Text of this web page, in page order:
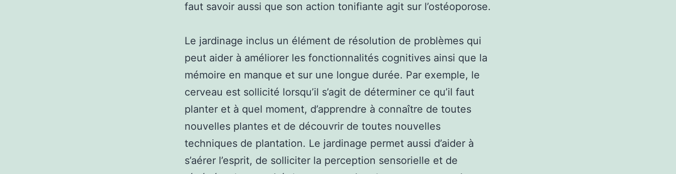
faut savoir aussi que son action tonifiante agit sur l’ostéoporose.
Le jardinage inclus un élément de résolution de problèmes qui
peut aider à améliorer les fonctionnalités cognitives ainsi que la
mémoire en manque et sur une longue durée. Par exemple, le
cerveau est sollicité lorsqu’il s’agit de déterminer ce qu’il faut
planter et à quel moment, d’apprendre à connaître de toutes
nouvelles plantes et de découvrir de toutes nouvelles
techniques de plantation. Le jardinage permet aussi d’aider à
s’aérer l’esprit, de solliciter la perception sensorielle et de